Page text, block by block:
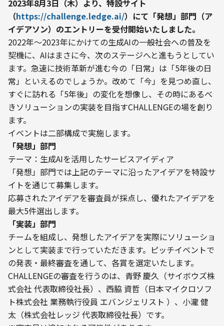
2023年8月3日（木）より、特設サイト
（https://challenge.ledge.ai/）にて「発想」部門（ア
イデアソン）のエントリーを受付開始いたしました。
2022年〜2023年にかけての生成AIの一般社会への普及を
契機に、AIはまさに今、次のステージへと進もうとしてい
ます。急速に技術革新が進む今の「日常」は「5年後の日
常」といえるのでしょうか。改めて「今」を見つめ直し、
すぐに訪れる「5年後」の変化を想像し、その時にあるべ
きソリューションの実装を目指すCHALLENGEの場を創り
ます。
イベントは二部構成で実施します。
「発想」部門
テーマ：生成AIを活用したサービスアイディア
「発想」部門では上記のテーマに沿ったアイデアを特設サ
イトを通じて募集します。
応募されたアイデアを審査員が採点し、優れたアイデアを
最大5件選出します。
「実装」部門
チームを組成し、発想したアイデアを実際にソリューショ
ンとして実装まで行っていただきます。ピッチイベントで
の発表・最終審査を通して、各賞を選定いたします。
CHALLENGEの審査を行うのは、青野 慶久（サイボウズ株
式会社 代表取締役社長）、西脇 資哲（日本マイクロソフ
ト株式会社 業務執行役員 エバンジェリスト ）、小瀧 健
太（株式会社レッジ 代表取締役社長）です。